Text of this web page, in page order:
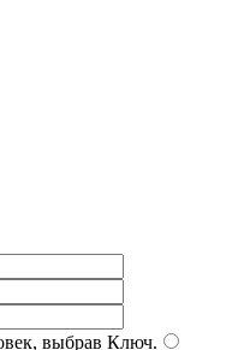
выбрав Ключ.